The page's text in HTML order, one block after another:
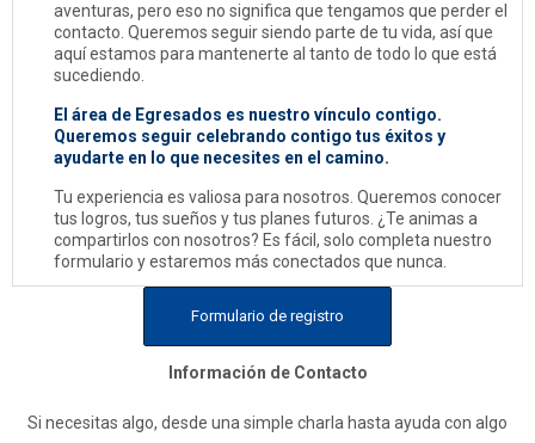
aventuras, pero eso no significa que tengamos que perder el
contacto. Queremos seguir siendo parte de tu vida, así que
aquí estamos para mantenerte al tanto de todo lo que está
sucediendo.
El área de Egresados es nuestro vínculo contigo.
Queremos seguir celebrando contigo tus éxitos y
ayudarte en lo que necesites en el camino.
Tu experiencia es valiosa para nosotros. Queremos conocer
tus logros, tus sueños y tus planes futuros. ¿Te animas a
compartirlos con nosotros? Es fácil, solo completa nuestro
formulario y estaremos más conectados que nunca.
Formulario de registro
Información de Contacto
Si necesitas algo, desde una simple charla hasta ayuda con algo